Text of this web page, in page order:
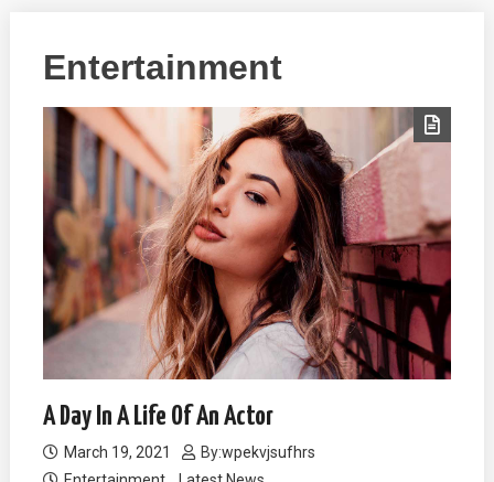
Entertainment
A Day In A Life Of An Actor
March 19, 2021 By:wpekvjsufhrs